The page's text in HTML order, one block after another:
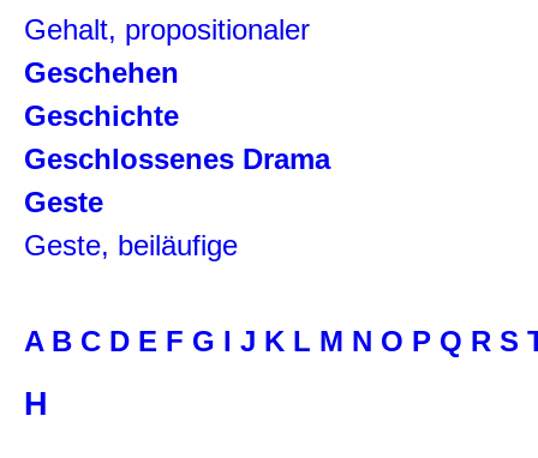
Gehalt, propositionaler
Geschehen
Geschichte
Geschlossenes Drama
Geste
Geste, beiläufige
A B C D E F G I J K L M N O P Q R S
H